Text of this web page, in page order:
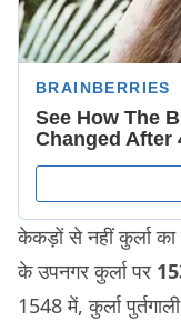
केकड़ों से नहीं कुर्ला
के उपनगर कुर्ला पर
1548 में, कुर्ला